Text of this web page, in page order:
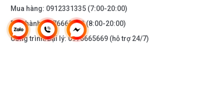
Mua hàng: 0912331335 (7:00-20:00)
Bảo hành:0976665669(8:00-20:00)
Công trình/Đại lý:0976665669 (hỗ trợ 24/7)